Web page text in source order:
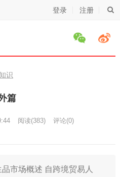
登录 注册
识
篇
阅读(383) 评论(0)
市场概述 自跨境贸易人